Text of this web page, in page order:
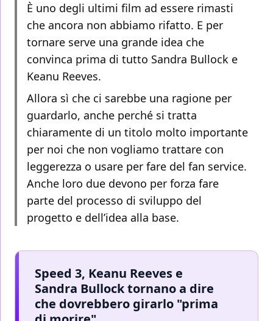
È uno degli ultimi film ad essere rimasti
che ancora non abbiamo rifatto. E per
tornare serve una grande idea che
convinca prima di tutto Sandra Bullock e
Keanu Reeves.
Allora sì che ci sarebbe una ragione per
guardarlo, anche perché si tratta
chiaramente di un titolo molto importante
per noi che non vogliamo trattare con
leggerezza o usare per fare del fan service.
Anche loro due devono per forza fare
parte del processo di sviluppo del
progetto e dell’idea alla base.
Speed 3, Keanu Reeves e
Sandra Bullock tornano a dire
che dovrebbero girarlo "prima